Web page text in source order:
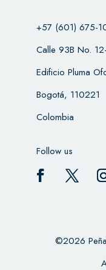
+57 (601) 675-
Calle 93B No.
Edificio Pluma
Bogotá, 110221
Colombia
Follow us
©2026